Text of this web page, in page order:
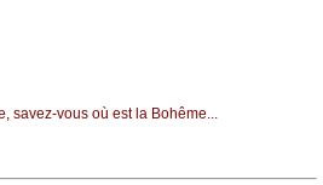
sаvеz-vоus оù еst lа Βоhêmе...